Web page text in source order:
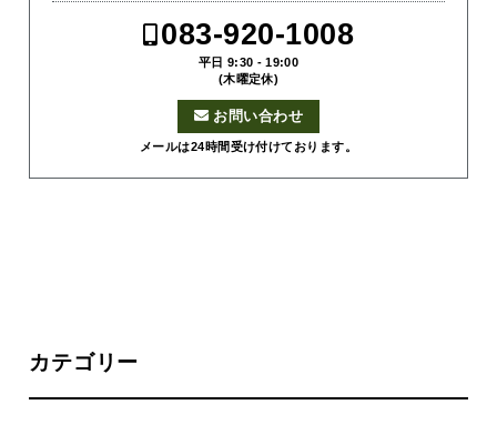
083-920-1008
平日 9:30 - 19:00
(木曜定休)
お問い合わせ
メールは24時間受け付けております。
カテゴリー